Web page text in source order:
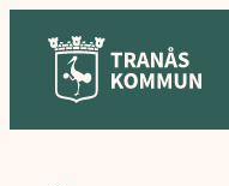
innehåll